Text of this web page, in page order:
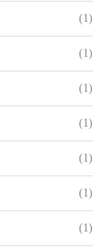
(1)
(1)
(1)
(1)
(1)
(1)
(1)